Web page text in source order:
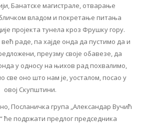
Банатске магистрале, отварање
владом и покретање питања
пројекта тунела кроз Фрушку гору.
раде, па хајде онда да пустимо да и
преузму своје обавезе, да
у односу на њихов рад похвалимо,
све оно што нам је, уосталом, посао у
овој Скупштини.
Посланичка група „Александар Вучић
ће подржати предлог председника